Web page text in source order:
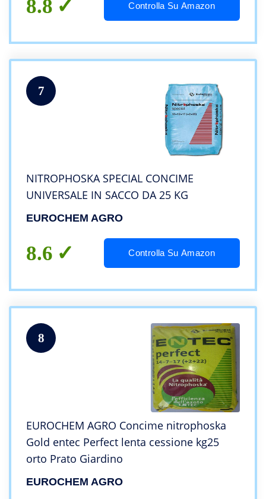
8.8 Controlla Su Amazon
7
NITROPHOSKA SPECIAL CONCIME
UNIVERSALE IN SACCO DA 25 KG
EUROCHEM AGRO
8.6 Controlla Su Amazon
8
EUROCHEM AGRO Concime nitrophoska
Gold entec Perfect lenta cessione kg25
orto Prato Giardino
EUROCHEM AGRO